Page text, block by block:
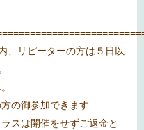
、リピーターの方は５日以
の御参加できます
スは開催をせずご返金と